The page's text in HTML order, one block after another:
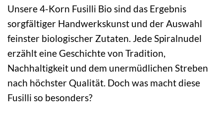
Unsere 4-Korn Fusilli Bio sind das Ergebnis
sorgfältiger Handwerkskunst und der Auswahl
feinster biologischer Zutaten. Jede Spiralnudel
erzählt eine Geschichte von Tradition,
Nachhaltigkeit und dem unermüdlichen Streben
nach höchster Qualität. Doch was macht diese
Fusilli so besonders?